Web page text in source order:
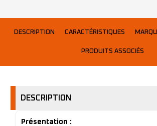
DESCRIPTION CARACTÉRISTIQUES
PRODUITS ASSOCIÉS
DESCRIPTION
Présentation :